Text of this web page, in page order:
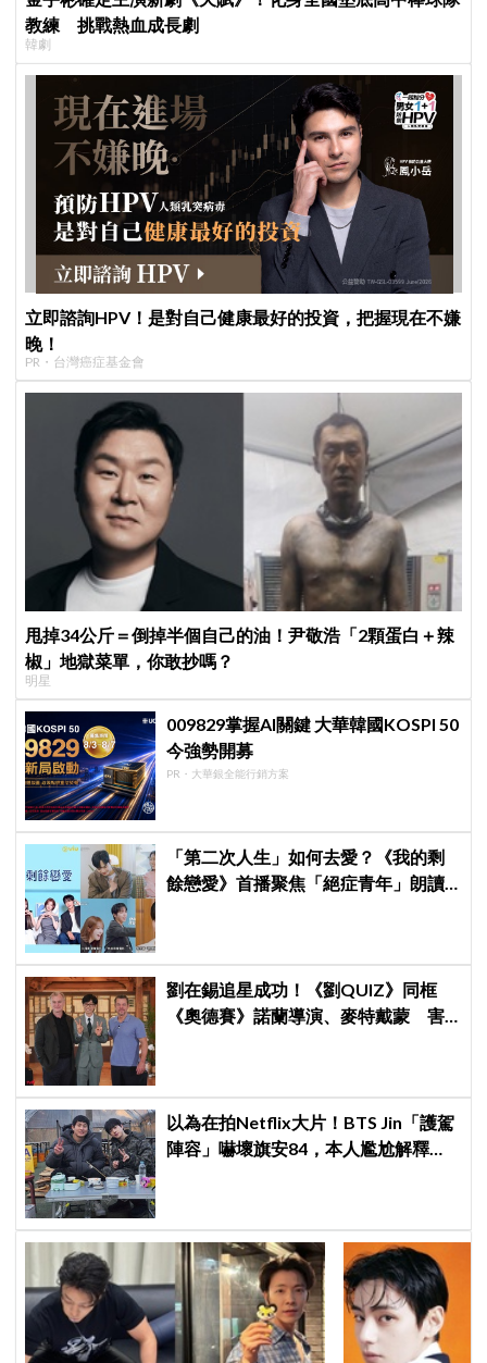
教練 挑戰熱血成長劇
韓劇
立即諮詢HPV！是對自己健康最好的投資，把握現在不嫌
晚！
PR・台灣癌症基金會
甩掉34公斤＝倒掉半個自己的油！尹敬浩「2顆蛋白＋辣
椒」地獄菜單，你敢抄嗎？
明星
009829掌握AI關鍵 大華韓國KOSPI 50
今強勢開募
PR・大華銀全能行銷方案
「第二次人生」如何去愛？《我的剩
餘戀愛》首播聚焦「絕症青年」朗讀
劉在錫追星成功！《劉QUIZ》同框
《奧德賽》諾蘭導演、麥特戴蒙 害
以為在拍Netflix大片！BTS Jin「護駕
陣容」嚇壞旗安84，本人尷尬解釋：